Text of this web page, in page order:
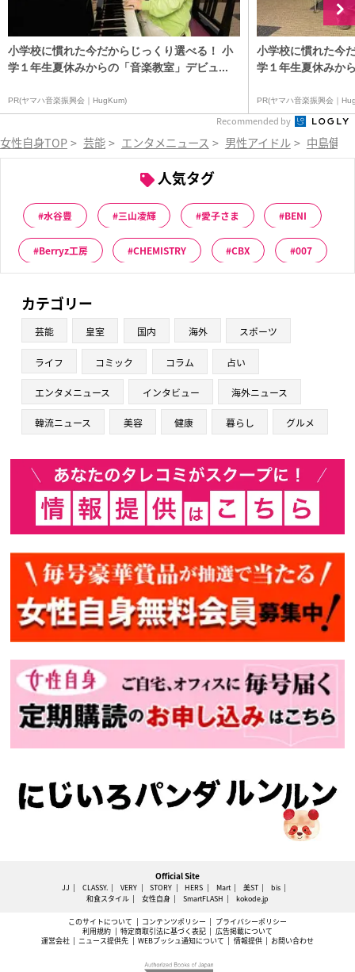
小学校に慣れた今だからじっくり選べる！ 小
学１年生夏休みからの「音楽教室」デビュ...
PR(ヤマハ音楽振興会｜HugKum)
小学校に慣れた今
学１年生夏休みか
PR(ヤマハ音楽振興会｜
Recommended by
女性自身TOP > 芸能 > エンタメニュース > 男性アイドル > 中島健人
人気タグ
水谷豊 三山凌輝 愛子さま BENI
Berryz工房 CHEMISTRY CBX 007
カテゴリー
芸能 皇室 国内 海外 スポーツ
ライフ コミック コラム 占い
エンタメニュース インタビュー 海外ニュース
韓流ニュース 美容 健康 暮らし グルメ
Official Site
JJ CLASSY. VERY STORY HERS Mart 美ST
bis
和食スタイル
女性自身 SmartFLASH kokode.jp
このサイトについて コンテンツポリシー
プライバシーポリシー
利用規約
特定商取引法に基づく表記
広告掲載について
運営会社
ニュース提供先 WEBプッシュ通知について 情報提供 お問い合わせ